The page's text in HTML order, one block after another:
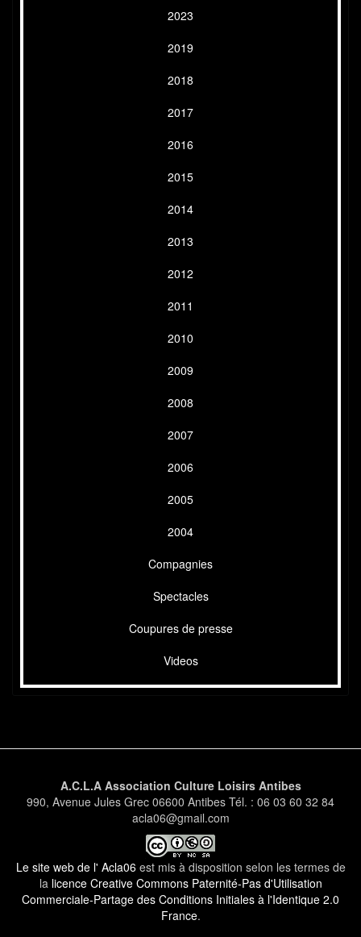
2023
2019
2018
2017
2016
2015
2014
2013
2012
2011
2010
2009
2008
2007
2006
2005
2004
Compagnies
Spectacles
Coupures de presse
Videos
A.C.L.A Association Culture Loisirs Antibes
990, Avenue Jules Grec 06600 Antibes Tél. : 06 03 60 32 84
acla06@gmail.com
Le site web de l' Acla06est mis à disposition selon les termes de
la licence Creative Commons Paternité-Pas d'Utilisation
Commerciale-Partage des Conditions Initiales à l'Identique 2.0
France.